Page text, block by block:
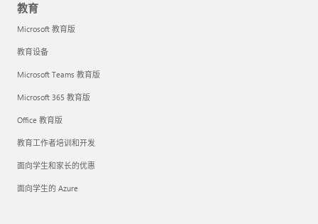
教育
Microsoft 教育版
教育设备
Microsoft Teams 教育版
Microsoft 365 教育版
Office 教育版
教育工作者培训和开发
面向学生和家长的优惠
面向学生的 Azure